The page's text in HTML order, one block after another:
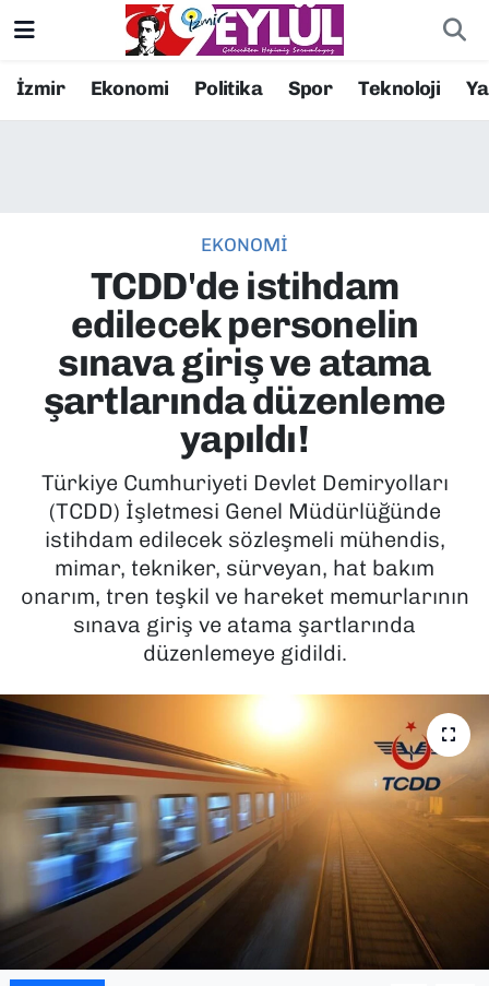
İzmir Ekonomi Politika Spor Teknoloji
EKONOMİ
TCDD'de istihdam
edilecek personelin
sınava giriş ve atama
şartlarında düzenleme
yapıldı!
Türkiye Cumhuriyeti Devlet Demiryolları
(TCDD) İşletmesi Genel Müdürlüğünde
istihdam edilecek sözleşmeli mühendis,
mimar, tekniker, sürveyan, hat bakım
onarım, tren teşkil ve hareket memurlarının
sınava giriş ve atama şartlarında
düzenlemeye gidildi.
Resmi İlanlar
EKONOMİ
KÜLTÜR SANAT
MAGAZİN
POLİTİKA
SAĞLIK
SPOR
TEKNOLOJİ
YAŞAM
YEREL YÖNETİMLER
Konak Nöbetçi Eczaneler
Süper Lig Puan Durumu ve Fikstür
Tüm Manşetler
Son Dakika Haberleri
Haber Arşivi